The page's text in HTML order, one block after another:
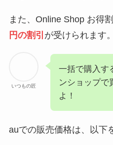
また、Online Shop お得
円の割引 が受けられます。
いつもの匠
一括で購入す
ンショップで
よ！
auでの販売価格は、以下